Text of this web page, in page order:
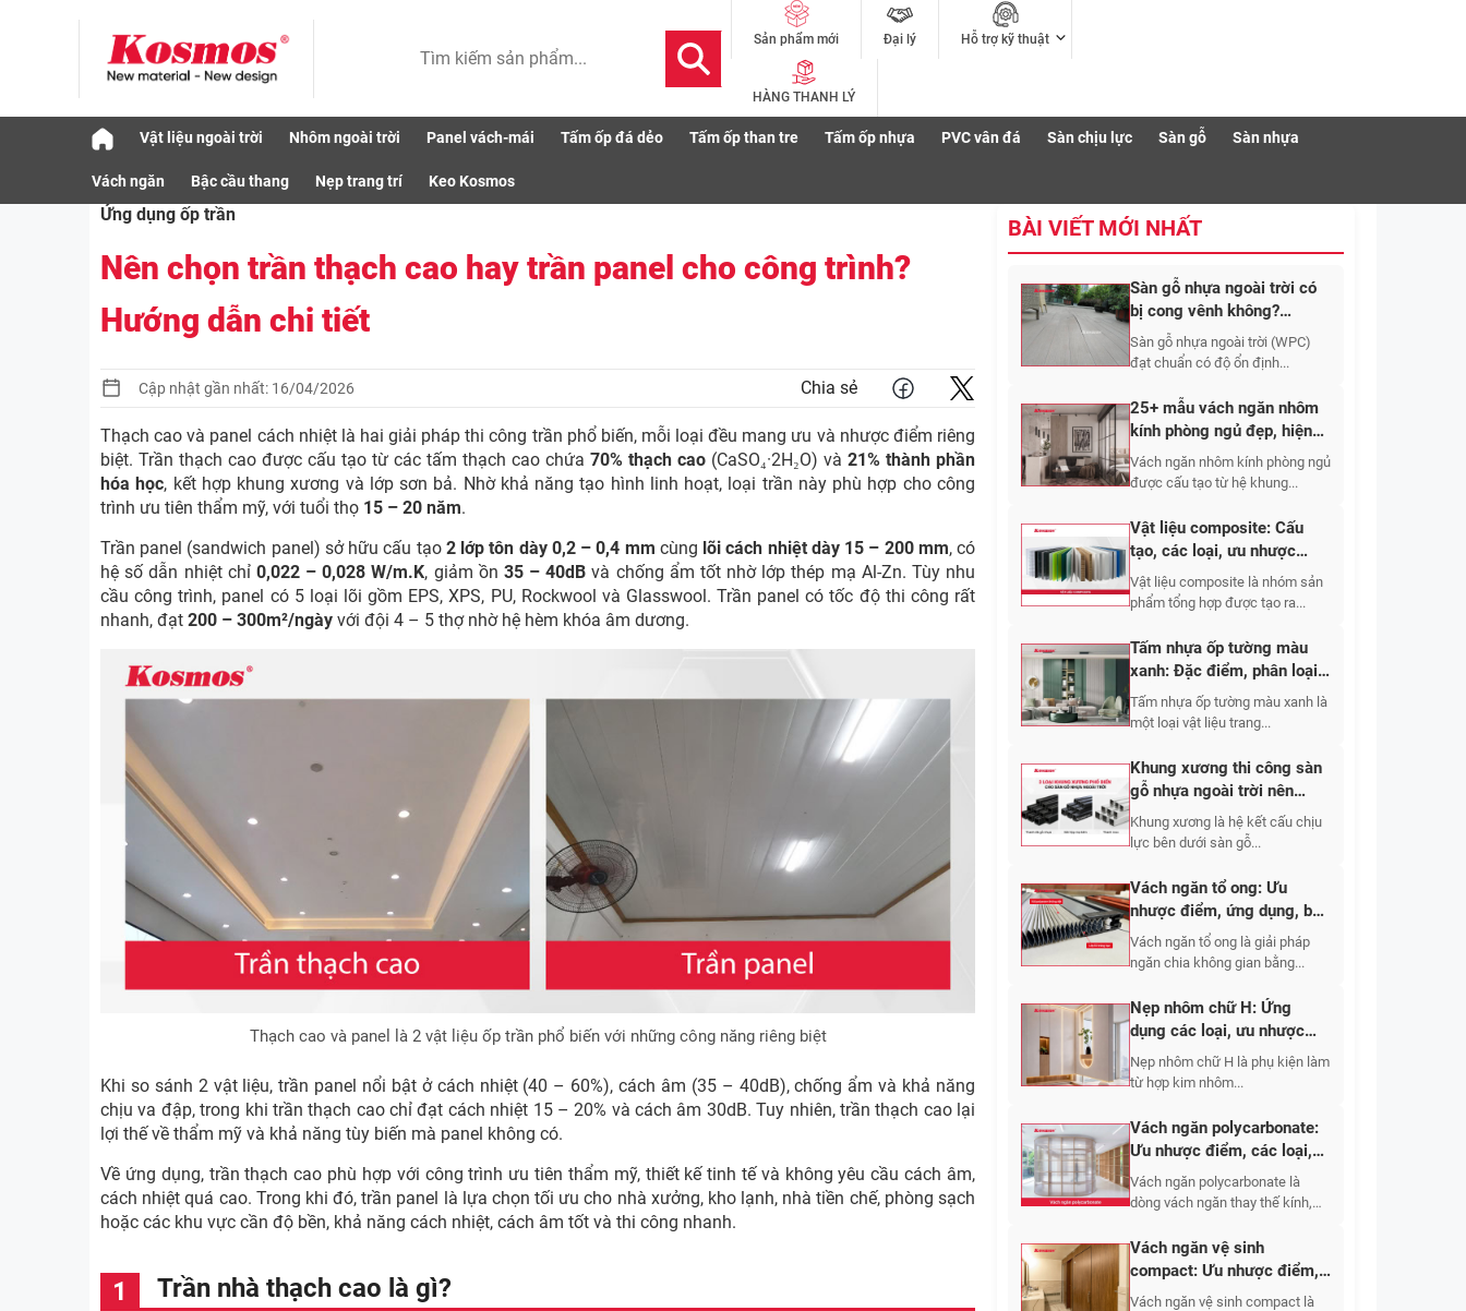
Sản phẩm mới Đại lý Hỗ trợ kỹ thuật
HÀNG THANH LÝ
Vật liệu ngoài trời Nhôm ngoài trời Panel vách-mái Tấm ốp đá dẻo Tấm ốp than tre Tấm ốp nhựa PVC vân đá Sàn chịu lực Sàn gỗ Sàn nhựa
Vách ngăn Bậc cầu thang Nẹp trang trí Keo Kosmos
Ứng dụng ốp trần
Nên chọn trần thạch cao hay trần panel cho công trình?
Hướng dẫn chi tiết
Cập nhật gần nhất: 16/04/2026 Chia sẻ
Thạch cao và panel cách nhiệt là hai giải pháp thi công trần phổ biến, mỗi loại đều mang ưu và nhược điểm riêng
biệt. Trần thạch cao được cấu tạo từ các tấm thạch cao chứa 70% thạch cao (CaSO₄·2H₂O) và 21% thành phần
hóa học, kết hợp khung xương và lớp sơn bả. Nhờ khả năng tạo hình linh hoạt, loại trần này phù hợp cho công
trình ưu tiên thẩm mỹ, với tuổi thọ 15 – 20 năm.
Trần panel (sandwich panel) sở hữu cấu tạo 2 lớp tôn dày 0,2 – 0,4 mm cùng lõi cách nhiệt dày 15 – 200 mm, có
hệ số dẫn nhiệt chỉ 0,022 – 0,028 W/m.K, giảm ồn 35 – 40dB và chống ẩm tốt nhờ lớp thép mạ Al-Zn. Tùy nhu
cầu công trình, panel có 5 loại lõi gồm EPS, XPS, PU, Rockwool và Glasswool. Trần panel có tốc độ thi công rất
nhanh, đạt 200 – 300m²/ngày với đội 4 – 5 thợ nhờ hệ hèm khóa âm dương.
Thạch cao và panel là 2 vật liệu ốp trần phổ biến với những công năng riêng biệt
Khi so sánh 2 vật liệu, trần panel nổi bật ở cách nhiệt (40 – 60%), cách âm (35 – 40dB), chống ẩm và khả năng
chịu va đập, trong khi trần thạch cao chỉ đạt cách nhiệt 15 – 20% và cách âm 30dB. Tuy nhiên, trần thạch cao lại
lợi thế về thẩm mỹ và khả năng tùy biến mà panel không có.
Về ứng dụng, trần thạch cao phù hợp với công trình ưu tiên thẩm mỹ, thiết kế tinh tế và không yêu cầu cách âm,
cách nhiệt quá cao. Trong khi đó, trần panel là lựa chọn tối ưu cho nhà xưởng, kho lạnh, nhà tiền chế, phòng sạch
hoặc các khu vực cần độ bền, khả năng cách nhiệt, cách âm tốt và thi công nhanh.
Trần nhà thạch cao là gì?
BÀI VIẾT MỚI NHẤT
Sàn gỗ nhựa ngoài trời có
bị cong vênh không?
Nguyên nhân và cách hạn
chế
Sàn gỗ nhựa ngoài trời (WPC)
đạt chuẩn có độ ổn định...
25+ mẫu vách ngăn nhôm
kính phòng ngủ đẹp, hiện
đại và sang trọng
Vách ngăn nhôm kính phòng ngủ
được cấu tạo từ hệ khung...
Vật liệu composite: Cấu
tạo, các loại, ưu nhược
điểm, ứng dụng 2026
Vật liệu composite là nhóm sản
phẩm tổng hợp được tạo ra...
Tấm nhựa ốp tường màu
xanh: Đặc điểm, phân loại,
mẫu đẹp & giá
Tấm nhựa ốp tường màu xanh là
một loại vật liệu trang...
Khung xương thi công sàn
gỗ nhựa ngoài trời nên
chọn vật liệu nào và bố trí
khoảng cách bao nhiêu?
Khung xương là hệ kết cấu chịu
lực bên dưới sàn gỗ...
Vách ngăn tổ ong: Ưu
nhược điểm, ứng dụng, báo
giá chi tiết 2026
Vách ngăn tổ ong là giải pháp
ngăn chia không gian bằng...
Nẹp nhôm chữ H: Ứng
dụng các loại, ưu nhược
điểm, báo giá 2026
Nẹp nhôm chữ H là phụ kiện làm
từ hợp kim nhôm...
Vách ngăn polycarbonate:
Ưu nhược điểm, các loại,
ứng dụng 2026
Vách ngăn polycarbonate là
dòng vách ngăn thay thế kính,
Vách ngăn vệ sinh
compact: Ưu nhược điểm,
báo giá các loại 2026
Vách ngăn vệ sinh compact là